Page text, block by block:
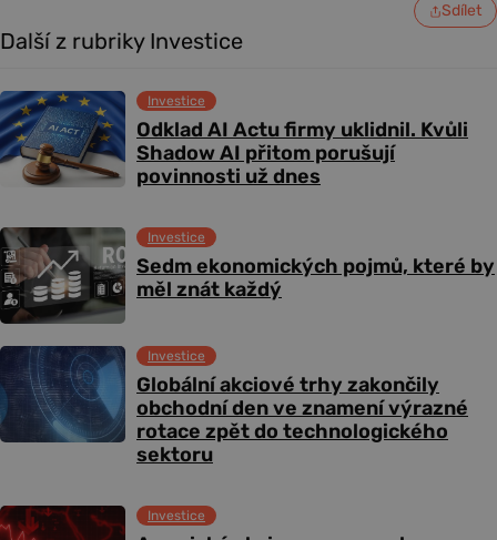
Sdílet
Další z rubriky Investice
Odklad AI Actu firmy uklidnil. Kvůli
Shadow AI přitom porušují
povinnosti už dnes
Investice
Sedm ekonomických pojmů, které by
měl znát každý
Investice
Globální akciové trhy zakončily
obchodní den ve znamení výrazné
rotace zpět do technologického
sektoru
Investice
Investice